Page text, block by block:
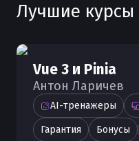
Лучшие курсы
Vue 3 и Pinia
Антон Ларичев
AI-тренажеры
Гарантия Бонусы